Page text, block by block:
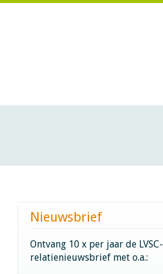
Nieuwsbrief
Ontvang 10 x per jaar de LVSC-
relatienieuwsbrief met o.a.: